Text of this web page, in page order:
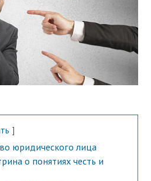
юридического лица
о понятиях честь и